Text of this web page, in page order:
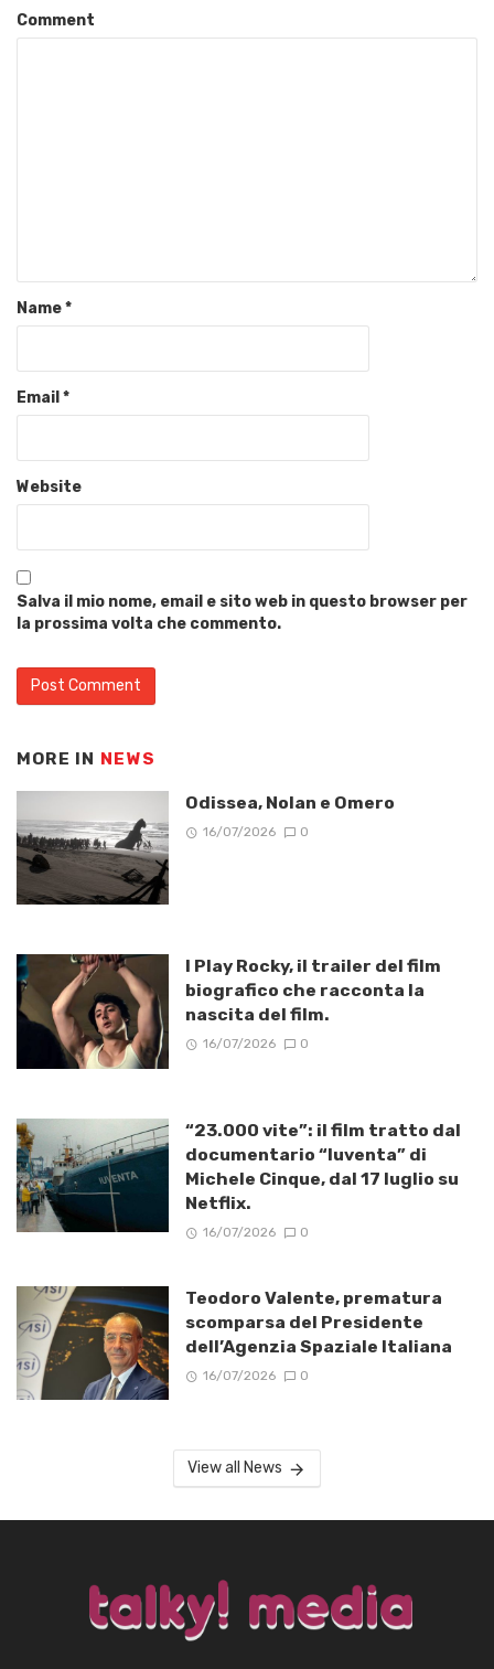
Comment
Name*
Email *
Website
Salva il mio nome, email e sito web in questo browser per
la prossima volta che commento.
MORE IN NEWS
Odissea, Nolan e Omero
16/07/2026 0
I Play Rocky, il trailer del film
biografico che racconta la
nascita del film.
16/07/2026 0
“23.000 vite”: il film tratto dal
documentario “Iuventa” di
Michele Cinque, dal 17 luglio su
Netflix.
16/07/2026 0
Teodoro Valente, prematura
scomparsa del Presidente
dell’Agenzia Spaziale Italiana
16/07/2026 0
View all News